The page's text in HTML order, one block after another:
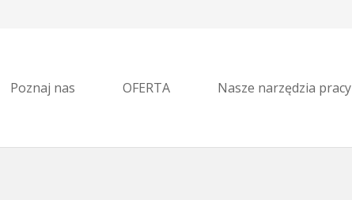
Poznaj nas OFERTA Nasze narzędzia pracy